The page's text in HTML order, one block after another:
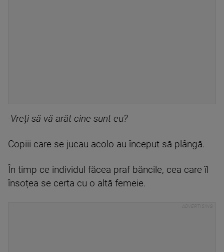
-Vreți să vă arăt cine sunt eu?
Copiii care se jucau acolo au început să plângă.
În timp ce individul făcea praf băncile, cea care îl
însoțea se certa cu o altă femeie.